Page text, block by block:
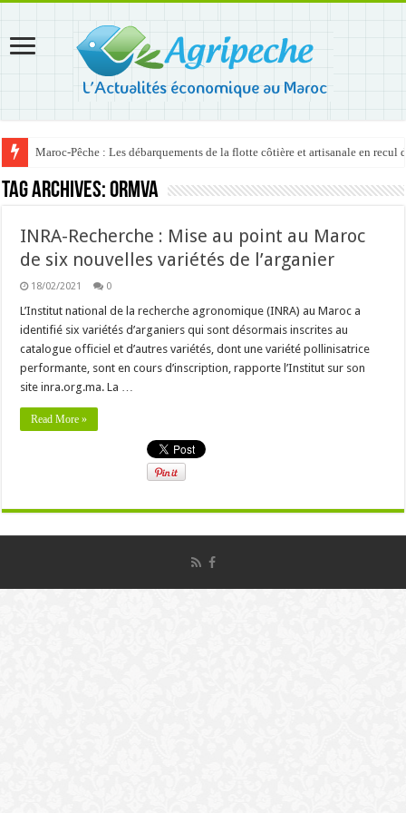
Maroc-Pêche : Les débarquements de la flotte côtière et artisanale en recul
Tag Archives:ORMVA
INRA-Recherche : Mise au point au Maroc
de six nouvelles variétés de l’arganier
18/02/2021 0
L’Institut national de la recherche agronomique (INRA) au Maroc a
identifié six variétés d’arganiers qui sont désormais inscrites au
catalogue officiel et d’autres variétés, dont une variété pollinisatrice
performante, sont en cours d’inscription, rapporte l’Institut sur son
site inra.org.ma. La …
Read More »